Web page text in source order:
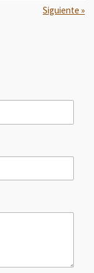
Siguiente »